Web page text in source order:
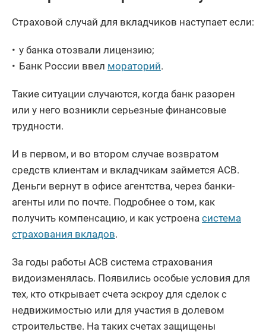
Страховой случай для вкладчиков наступает если:
у банка отозвали лицензию;
Банк России ввел мораторий.
Такие ситуации случаются, когда банк разорен
или у него возникли серьезные финансовые
трудности.
И в первом, и во втором случае возвратом
средств клиентам и вкладчикам займется АСВ.
Деньги вернут в офисе агентства, через банки-
агенты или по почте. Подробнее о том, как
получить компенсацию, и как устроена система
страхования вкладов.
За годы работы АСВ система страхования
видоизменялась. Появились особые условия для
тех, кто открывает счета эскроу для сделок с
недвижимостью или для участия в долевом
строительстве. На таких счетах защищены